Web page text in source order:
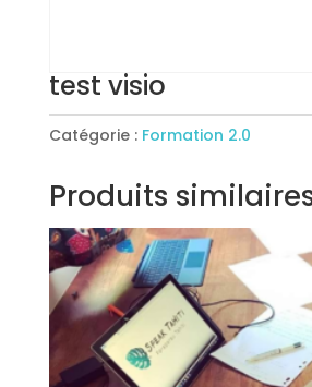
test visio
Catégorie : Formation 2.0
Produits